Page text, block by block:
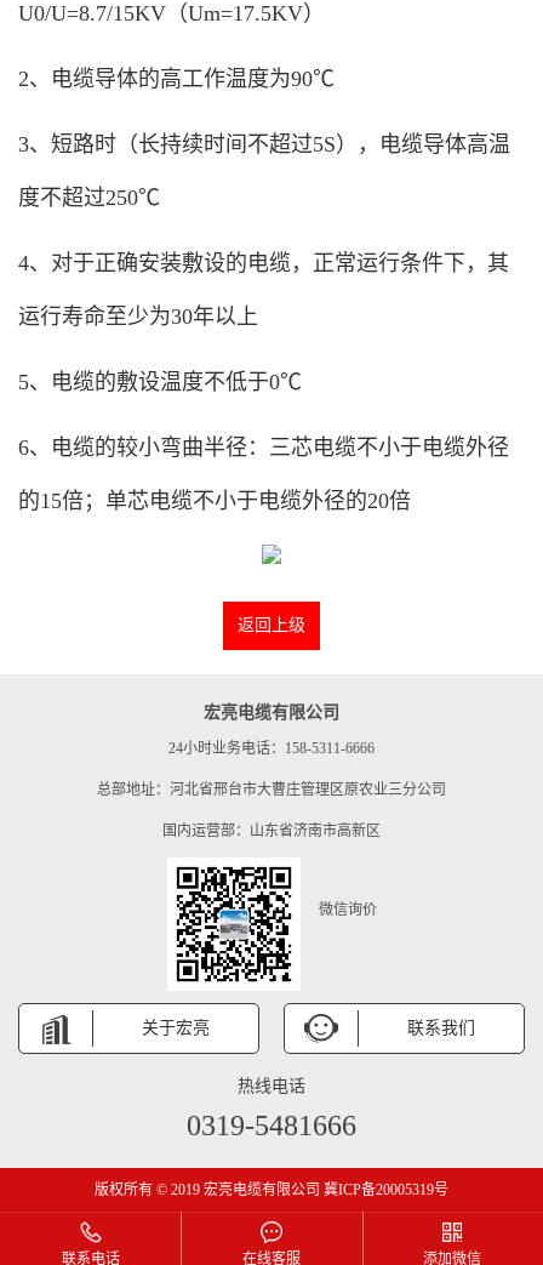
U0/U=8.7/15KV（Um=17.5KV）
2、电缆导体的高工作温度为90℃
3、短路时（长持续时间不超过5S），电缆导体高温
度不超过250℃
4、对于正确安装敷设的电缆，正常运行条件下，其
运行寿命至少为30年以上
5、电缆的敷设温度不低于0℃
6、电缆的较小弯曲半径：三芯电缆不小于电缆外径
的15倍；单芯电缆不小于电缆外径的20倍
返回上级
宏亮电缆有限公司
24小时业务电话：158-5311-6666
总部地址：河北省邢台市大曹庄管理区原农业三分公司
国内运营部：山东省济南市高新区
微信询价
关于宏亮 联系我们
热线电话
0319-5481666
版权所有 © 2019 宏亮电缆有限公司 冀ICP备20005319号
联系电话 在线客服 添加微信